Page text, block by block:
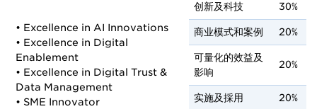
• Excellence in AI Innovations
• Excellence in Digital
Enablement
• Excellence in Digital Trust &
Data Management
• SME Innovator
创新及科技 30%
商业模式和案例 20%
可量化的效益及
影响
20%
实施及採用 20%